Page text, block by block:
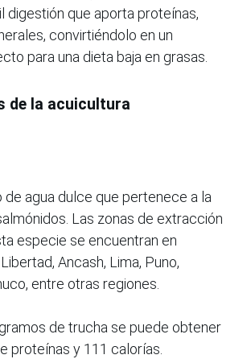
digestión que aporta proteínas,
convirtiéndolo en un
para una dieta baja en grasas.
de la acuicultura
de agua dulce que pertenece a la
Las zonas de extracción
especie se encuentran en
Ancash, Lima, Puno,
entre otras regiones.
de trucha se puede obtener
proteínas y 111 calorías.